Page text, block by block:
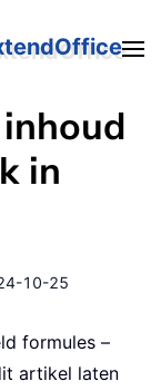
in
10-25
formules –
artikel laten